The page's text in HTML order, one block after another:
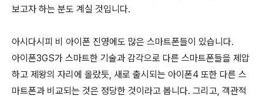
보고자 하는 분도 계실 것입니다.
아시다시피 비 아이폰 진영에도 많은 스마트폰들이 있습니다.
아이폰3GS가 스마트한 기술과 감각으로 다른 스마트폰들을 제압
하고 제왕의 자리에 올랐듯, 새로 출시되는 아이폰4 또한 다른 스
마트폰과 비교되는 것은 정당한 것이라고 봅니다. 그리고, 객관적